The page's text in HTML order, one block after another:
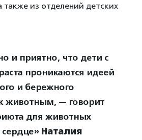
также из отделений детских
и приятно, что дети с
проникаются идеей
и бережного
животным, — говорит
для животных
Наталия